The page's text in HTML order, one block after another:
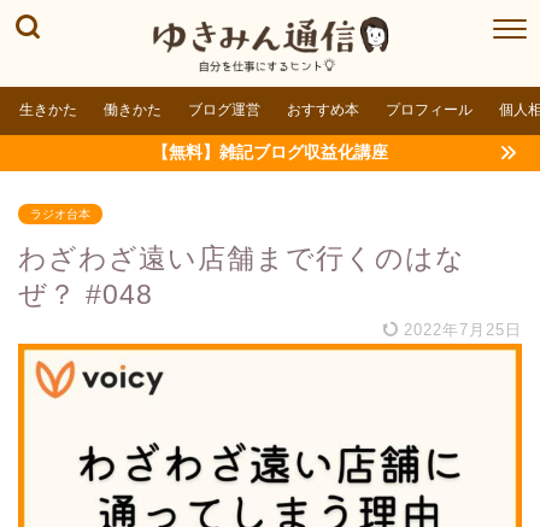
生きかた 働きかた ブログ運営 おすすめ本 プロフィール 個人
【無料】雑記ブログ収益化講座
ラジオ台本
わざわざ遠い店舗まで行くのはな
ぜ？ #048
2022年7月25日